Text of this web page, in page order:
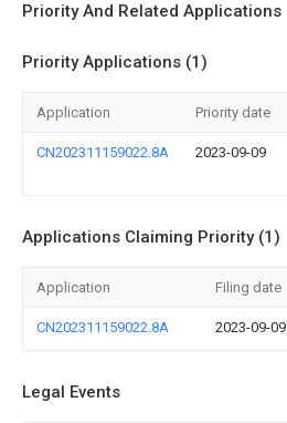
Priority And Related Applications
Priority Applications (1)
Application Priority date
CN202311159022.8A 2023-09-09
Applications Claiming Priority (1)
Application Filing date
CN202311159022.8A 2023-09-09
Legal Events